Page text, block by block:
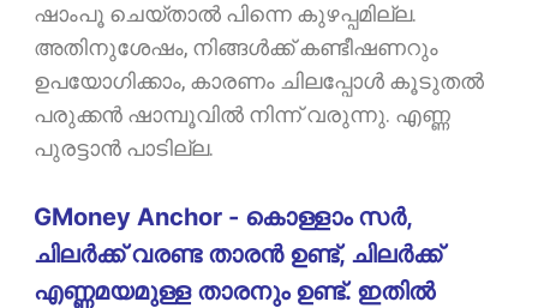
ഷാംപൂ ചെയ്താൽ പിന്നെ കുഴപ്പമില്ല.
അതിനുശേഷം, നിങ്ങൾക്ക് കണ്ടീഷണറും
ഉപയോഗിക്കാം, കാരണം ചിലപ്പോൾ കൂടുതൽ
പരുക്കൻ ഷാമ്പൂവിൽ നിന്ന് വരുന്നു. എണ്ണ
പുരട്ടാൻ പാടില്ല.
GMoney Anchor - കൊള്ളാം സർ,
ചിലർക്ക് വരണ്ട താരൻ ഉണ്ട്, ചിലർക്ക്
എണ്ണമയമുള്ള താരനും ഉണ്ട്. ഇതിൽ